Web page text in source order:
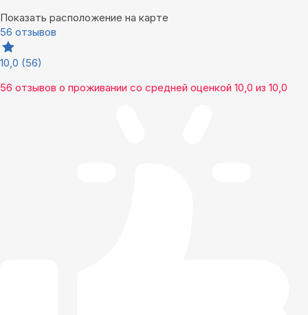
Показать расположение на карте
56 отзывов
10,0 (56)
56 отзывов о проживании со средней оценкой 10,0 из 10,0